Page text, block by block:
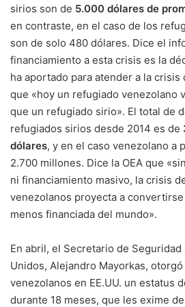
sirios son de 5.000 dólares de
en contraste, en el caso de los
son de solo 480 dólares. Dice el
financiamiento a esta crisis es la
ha aportado para atender a la
que «hoy un refugiado venezolano
que un refugiado sirio». El total de
refugiados sirios desde 2014 es de
dólares, y en el caso venezolano a
2.700 millones. Dice la OEA que
ni financiamiento masivo, la crisis
venezolanos proyecta a
menos financiada del mundo».
En abril, el Secretario de Seguridad
Unidos, Alejandro Mayorkas,
venezolanos en EE.UU. un estatus
durante 18 meses, que les exime